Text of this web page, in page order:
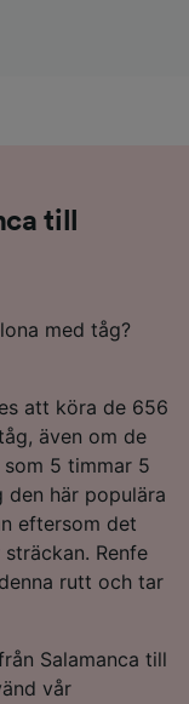
till
med tåg?
att köra de 656
även om de
5 timmar 5
den här populära
eftersom det
Renfe
rutt och tar
Salamanca till
vår